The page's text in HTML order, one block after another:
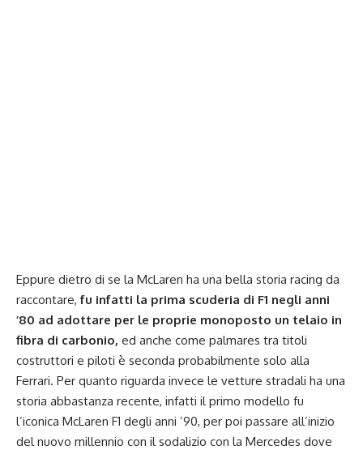
Eppure dietro di se la McLaren ha una bella storia racing da
raccontare, fu infatti la prima scuderia di F1 negli anni
’80 ad adottare per le proprie monoposto un telaio in
fibra di carbonio, ed anche come palmares tra titoli
costruttori e piloti è seconda probabilmente solo alla
Ferrari. Per quanto riguarda invece le vetture stradali ha una
storia abbastanza recente, infatti il primo modello fu
l’iconica McLaren F1 degli anni ’90, per poi passare all’inizio
del nuovo millennio con il sodalizio con la Mercedes dove